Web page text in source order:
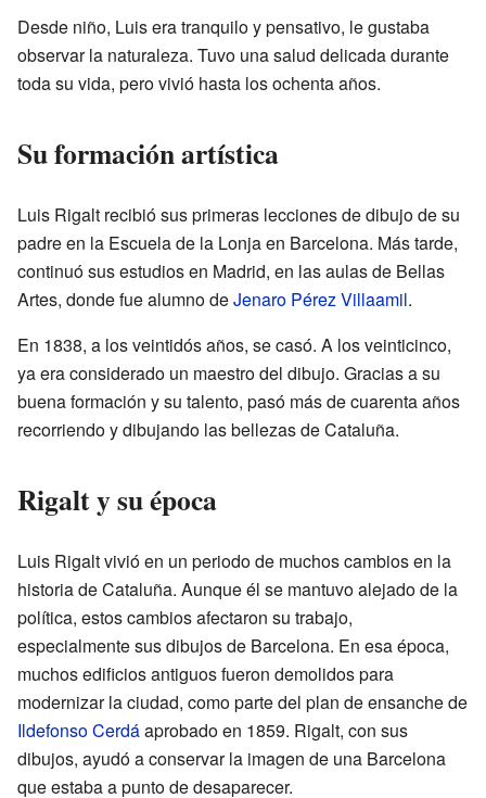
Desde niño, Luis era tranquilo y pensativo, le gustaba
observar la naturaleza. Tuvo una salud delicada durante
toda su vida, pero vivió hasta los ochenta años.
Su formación artística
Luis Rigalt recibió sus primeras lecciones de dibujo de su
padre en la Escuela de la Lonja en Barcelona. Más tarde,
continuó sus estudios en Madrid, en las aulas de Bellas
Artes, donde fue alumno deJenaro Pérez Villaamil.
En 1838, a los veintidós años, se casó. A los veinticinco,
ya era considerado un maestro del dibujo. Gracias a su
buena formación y su talento, pasó más de cuarenta años
recorriendo y dibujando las bellezas de Cataluña.
Rigalt y su época
Luis Rigalt vivió en un periodo de muchos cambios en la
historia de Cataluña. Aunque él se mantuvo alejado de la
política, estos cambios afectaron su trabajo,
especialmente sus dibujos de Barcelona. En esa época,
muchos edificios antiguos fueron demolidos para
modernizar la ciudad, como parte del plan de ensanche de
Ildefonso Cerdáaprobado en 1859. Rigalt, con sus
dibujos, ayudó a conservar la imagen de una Barcelona
que estaba a punto de desaparecer.